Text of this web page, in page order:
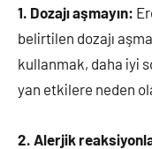
1. Dozajı aşmayın:
belirtilen dozajı
kullanmak, daha iyi
yan etkilere neden
2. Alerjik